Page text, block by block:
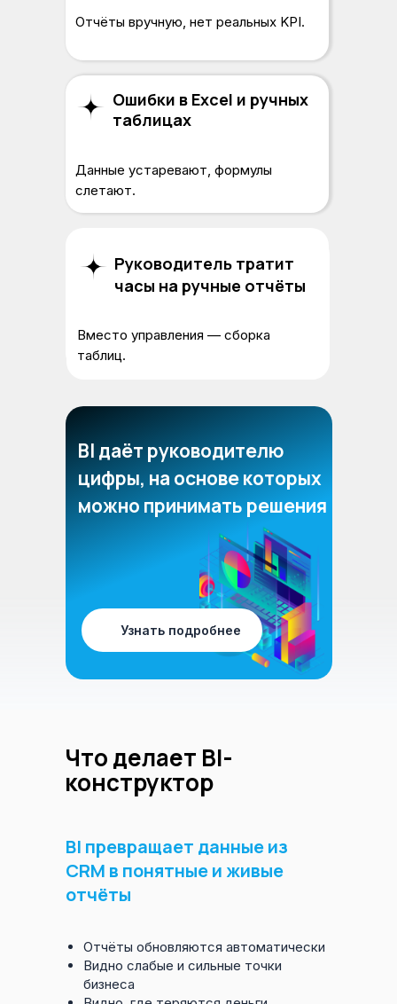
BI даёт руководителю
цифры, на основе которых
можно принимать решения
Маржа и прибыль — «на
глаз»
Отчёты вручную, нет реальных KPI.
зарабатывает, а что сливает
бюджет.
Руководитель тратит
часы на ручные отчёты
Вместо управления — сборка
таблиц.
Ошибки в Excel и ручных
таблицах
Данные устаревают, формулы
слетают.
Узнать подробнее
Что делает BI-
конструктор
Отчёты обновляются автоматически
Видно слабые и сильные точки
бизнеса
BI превращает данные из
CRM в понятные и живые
отчёты